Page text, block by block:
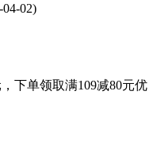
02)
下单领取满109减80元优